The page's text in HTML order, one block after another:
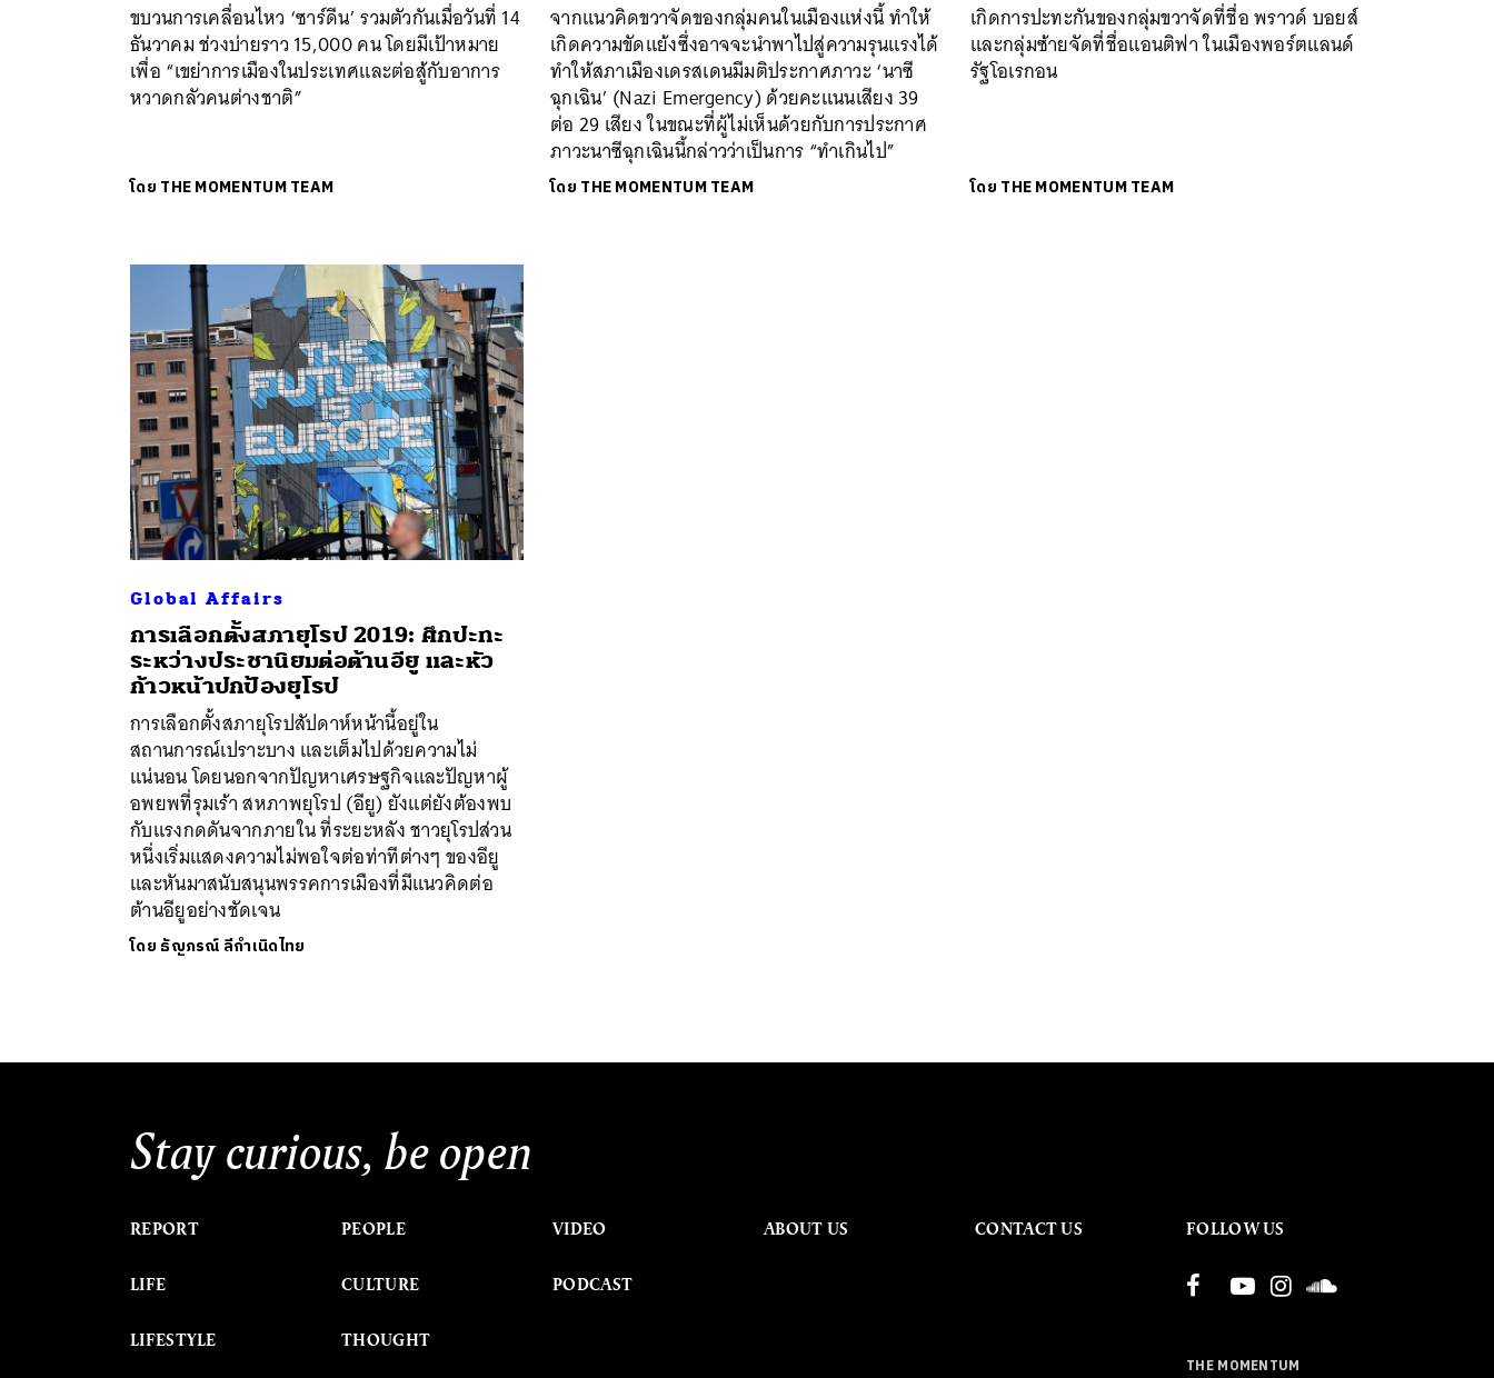
ขบวนการเคลื่อนไหว ‘ซาร์ดีน’ รวมตัวกันเมื่อวันที่ 14
ธันวาคม ช่วงบ่ายราว 15,000 คน โดยมีเป้าหมาย
เพื่อ “เขย่าการเมืองในประเทศและต่อสู้กับอาการ
หวาดกลัวคนต่างชาติ”
โดย THE MOMENTUM TEAM
จากแนวคิดขวาจัดของกลุ่มคนในเมืองแห่งนี้ ทำให้
เกิดความขัดแย้งซึ่งอาจจะนำพาไปสู่ความรุนแรงได้
ทำให้สภาเมืองเดรสเดนมีมติประกาศภาวะ ‘นาซี
ฉุกเฉิน’ (Nazi Emergency) ด้วยคะแนนเสียง 39
ต่อ 29 เสียง ในขณะที่ผู้ไม่เห็นด้วยกับการประกาศ
ภาวะนาซีฉุกเฉินนี้กล่าวว่าเป็นการ “ทำเกินไป”
โดย THE MOMENTUM TEAM
เกิดการปะทะกันของกลุ่มขวาจัดที่ชื่อ พราวด์ บอยส์
และกลุ่มซ้ายจัดที่ชื่อแอนติฟา ในเมืองพอร์ตแลนด์
รัฐโอเรกอน
โดย THE MOMENTUM TEAM
Global Affairs
การเลือกตั้งสภายุโรป 2019: ศึกปะทะ
ระหว่างประชานิยมต่อต้านอียู และหัว
ก้าวหน้าปกป้องยุโรป
การเลือกตั้งสภายุโรปสัปดาห์หน้านี้อยู่ใน
สถานการณ์เปราะบาง และเต็มไปด้วยความไม่
แน่นอน โดยนอกจากปัญหาเศรษฐกิจและปัญหาผู้
อพยพที่รุมเร้า สหภาพยุโรป (อียู) ยังแต่ยังต้องพบ
กับแรงกดดันจากภายใน ที่ระยะหลัง ชาวยุโรปส่วน
หนึ่งเริ่มแสดงความไม่พอใจต่อท่าทีต่างๆ ของอียู
และหันมาสนับสนุนพรรคการเมืองที่มีแนวคิดต่อ
ต้านอียูอย่างชัดเจน
โดย ธัญภรณ์ ลีกำเนิดไทย
Stay curious, be open
REPORT
LIFE
LIFESTYLE
PEOPLE
CULTURE
THOUGHT
VIDEO
PODCAST
ABOUT US CONTACT US FOLLOW US
THE MOMENTUM
SHARE TWEET LINE EMAIL